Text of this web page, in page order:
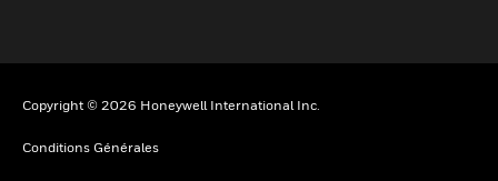
Copyright © 2026 Honeywell International Inc.
Conditions Générales